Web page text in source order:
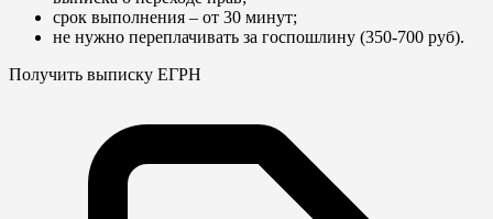
срок выполнения – от 30 минут;
не нужно переплачивать за госпошлину (350-700 руб).
Получить выписку ЕГРН